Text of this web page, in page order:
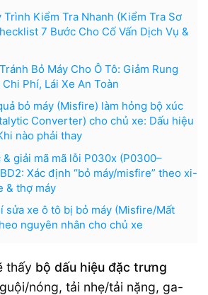
Trình Kiểm Tra Nhanh (Kiểm Tra Sơ
7 Bước Cho Cố Vấn Dịch Vụ &
Bỏ Máy Cho Ô Tô: Giảm Rung
Phí, Lái Xe An Toàn
bỏ máy (Misfire) làm hỏng bộ xúc
Converter) cho chủ xe: Dấu hiệu
nào phải thay
giải mã mã lỗi P030x (P0300–
Xác định “bỏ máy/misfire” theo xi-
& thợ máy
sửa xe ô tô bị bỏ máy (Misfire/Mất
nguyên nhân cho chủ xe
thấy bộ dấu hiệu đặc trưng
nóng, tải nhẹ/tải nặng, ga-